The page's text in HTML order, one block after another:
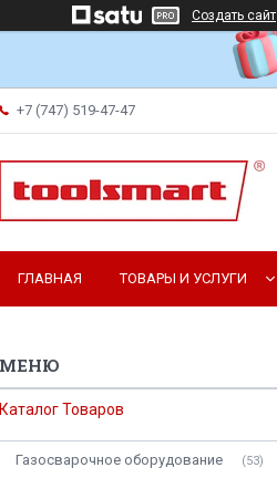
Создать сайт
+7 (747) 519-47-47
ГЛАВНАЯ ТОВАРЫ И УСЛУГИ
Каталог Товаров
Газосварочное оборудование 53